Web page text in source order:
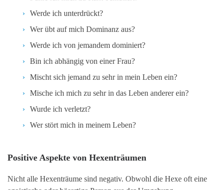
Werde ich unterdrückt?
Wer übt auf mich Dominanz aus?
Werde ich von jemandem dominiert?
Bin ich abhängig von einer Frau?
Mischt sich jemand zu sehr in mein Leben ein?
Mische ich mich zu sehr in das Leben anderer ein?
Wurde ich verletzt?
Wer stört mich in meinem Leben?
Positive Aspekte von Hexenträumen
Nicht alle Hexenträume sind negativ. Obwohl die Hexe oft eine